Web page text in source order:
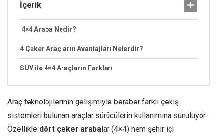
İçerik
4×4 Araba Nedir?
4 Çeker Araçların Avantajları Nelerdir?
SUV ile 4×4 Araçların Farkları
Araç teknolojilerinin gelişimiyle beraber farklı çekiş
sistemleri bulunan araçlar sürücülerin kullanımına sunuluyor.
Özellikle dört çeker araba lar (4×4) hem şehir içi